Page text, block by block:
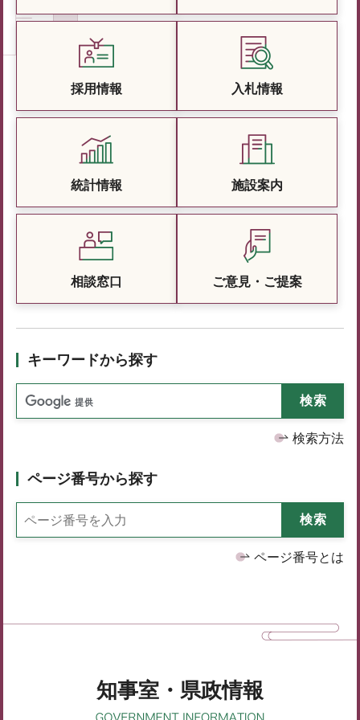
採用情報 入札情報
統計情報 施設案内
相談窓口 ご意見・ご提案
キーワードから探す
検索方法
ページ番号から探す
ページ番号とは
知事室・県政情報